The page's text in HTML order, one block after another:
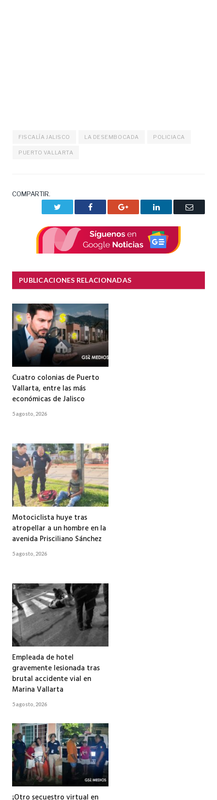
FISCALÍA JALISCO LA DESEMBOCADA POLICIACA
PUERTO VALLARTA
COMPARTIR.
Facebook Google+ LinkedIn
Correo
PUBLICACIONES RELACIONADAS
Cuatro colonias de Puerto
Vallarta, entre las más
económicas de Jalisco
5 agosto, 2026
Motociclista huye tras
atropellar a un hombre en la
avenida Prisciliano Sánchez
5 agosto, 2026
Empleada de hotel
gravemente lesionada tras
brutal accidente vial en
Marina Vallarta
5 agosto, 2026